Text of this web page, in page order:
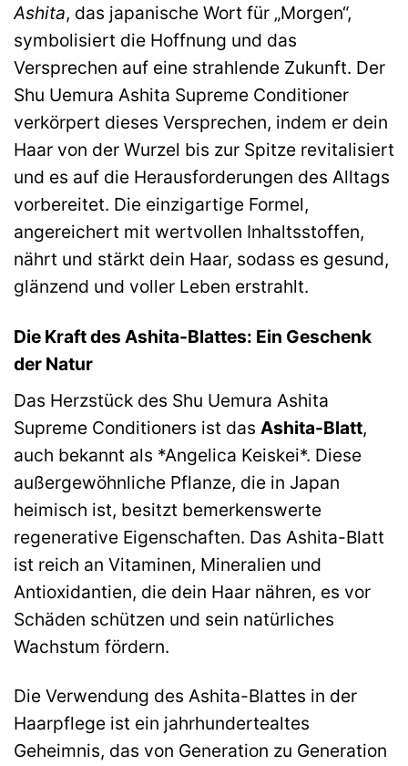
Ashita, das japanische Wort für „Morgen“,
symbolisiert die Hoffnung und das
Versprechen auf eine strahlende Zukunft. Der
Shu Uemura Ashita Supreme Conditioner
verkörpert dieses Versprechen, indem er dein
Haar von der Wurzel bis zur Spitze revitalisiert
und es auf die Herausforderungen des Alltags
vorbereitet. Die einzigartige Formel,
angereichert mit wertvollen Inhaltsstoffen,
nährt und stärkt dein Haar, sodass es gesund,
glänzend und voller Leben erstrahlt.
Die Kraft des Ashita-Blattes: Ein Geschenk
der Natur
Das Herzstück des Shu Uemura Ashita
Supreme Conditioners ist das Ashita-Blatt,
auch bekannt als *Angelica Keiskei*. Diese
außergewöhnliche Pflanze, die in Japan
heimisch ist, besitzt bemerkenswerte
regenerative Eigenschaften. Das Ashita-Blatt
ist reich an Vitaminen, Mineralien und
Antioxidantien, die dein Haar nähren, es vor
Schäden schützen und sein natürliches
Wachstum fördern.
Die Verwendung des Ashita-Blattes in der
Haarpflege ist ein jahrhundertealtes
Geheimnis, das von Generation zu Generation